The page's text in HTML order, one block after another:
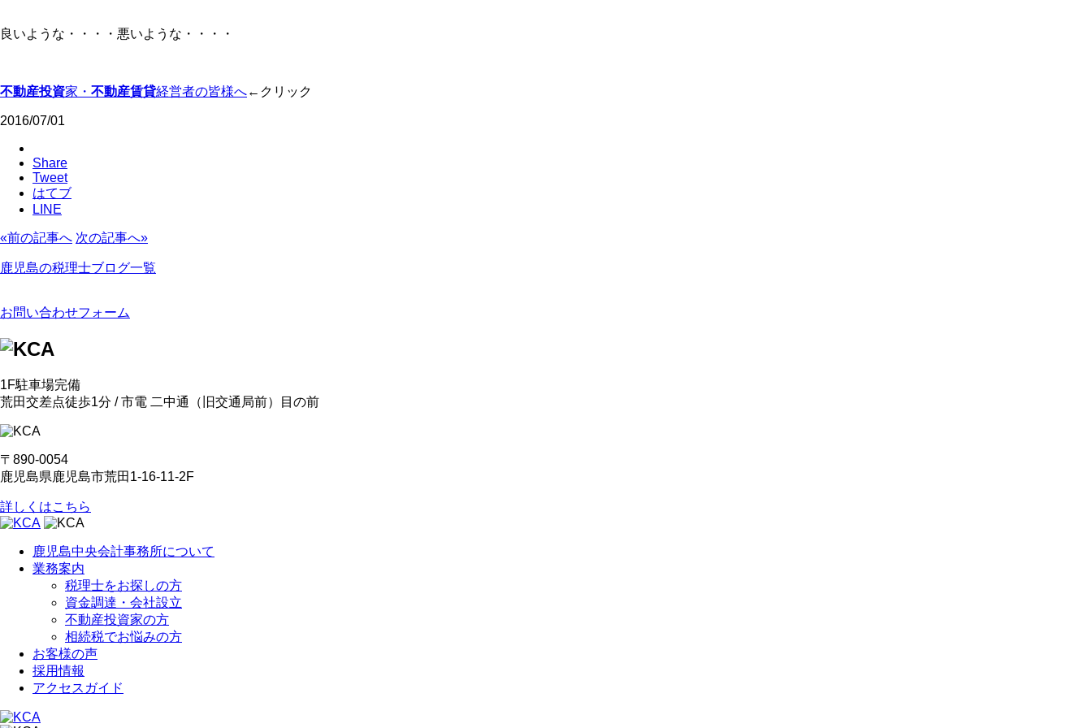
良いような・・・・悪いような・・・・
不動産投資家・ 不動産賃貸経営者の皆様へ←クリック
2016/07/01
Share
Tweet
はてブ
LINE
«前の記事へ 次の記事へ»
鹿児島の税理士ブログ一覧
お問い合わせフォーム
1F駐車場完備
荒田交差点徒歩1分 / 市電 二中通
（旧交通局前） 目の前
〒890-0054
鹿児島県鹿児島市荒田1-16-11-2F
詳しくはこちら
鹿児島中央会計事務所について
業務案内
税理士をお探しの方
資金調達・会社設立
不動産投資家の方
相続税でお悩みの方
お客様の声
採用情報
アクセスガイド